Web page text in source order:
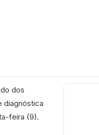
dos
diagnóstica
feira (9).